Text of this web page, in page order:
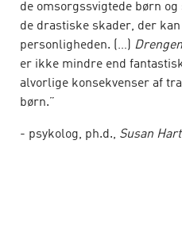
de omsorgssvigtede børn
de drastiske skader, der
personligheden. (…)
er ikke mindre end
alvorlige konsekvenser af
børn.”
- psykolog, ph.d., Susan Hart